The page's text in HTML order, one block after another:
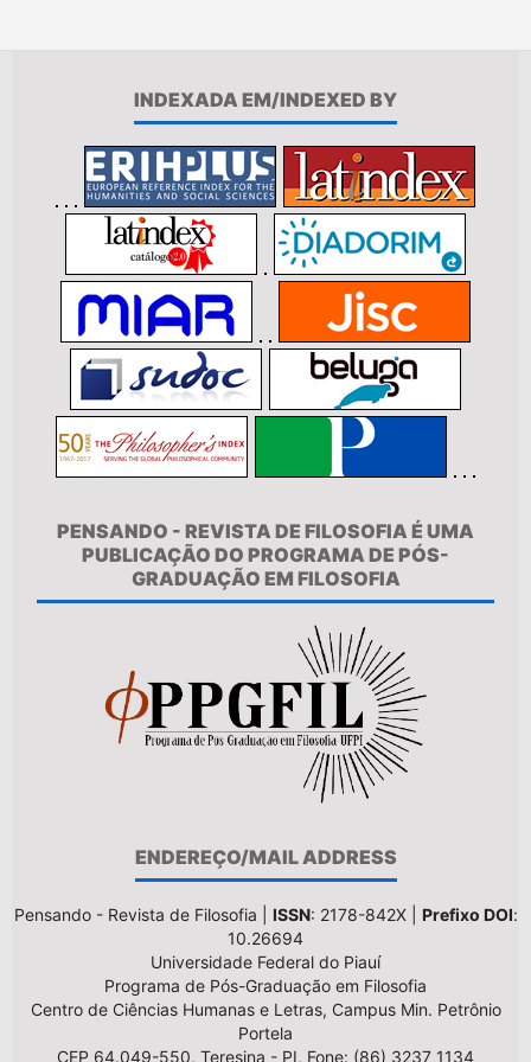
INDEXADA EM/INDEXED BY
PENSANDO - REVISTA DE FILOSOFIA É UMA
PUBLICAÇÃO DO PROGRAMA DE PÓS-
GRADUAÇÃO EM FILOSOFIA
ENDEREÇO/MAIL ADDRESS
Pensando - Revista de Filosofia | ISSN: 2178-842X | Prefixo DOI:
10.26694
Universidade Federal do Piauí
Programa de Pós-Graduação em Filosofia
Centro de Ciências Humanas e Letras, Campus Min. Petrônio
Portela
CEP 64.049-550, Teresina - PI, Fone: (86) 3237 1134